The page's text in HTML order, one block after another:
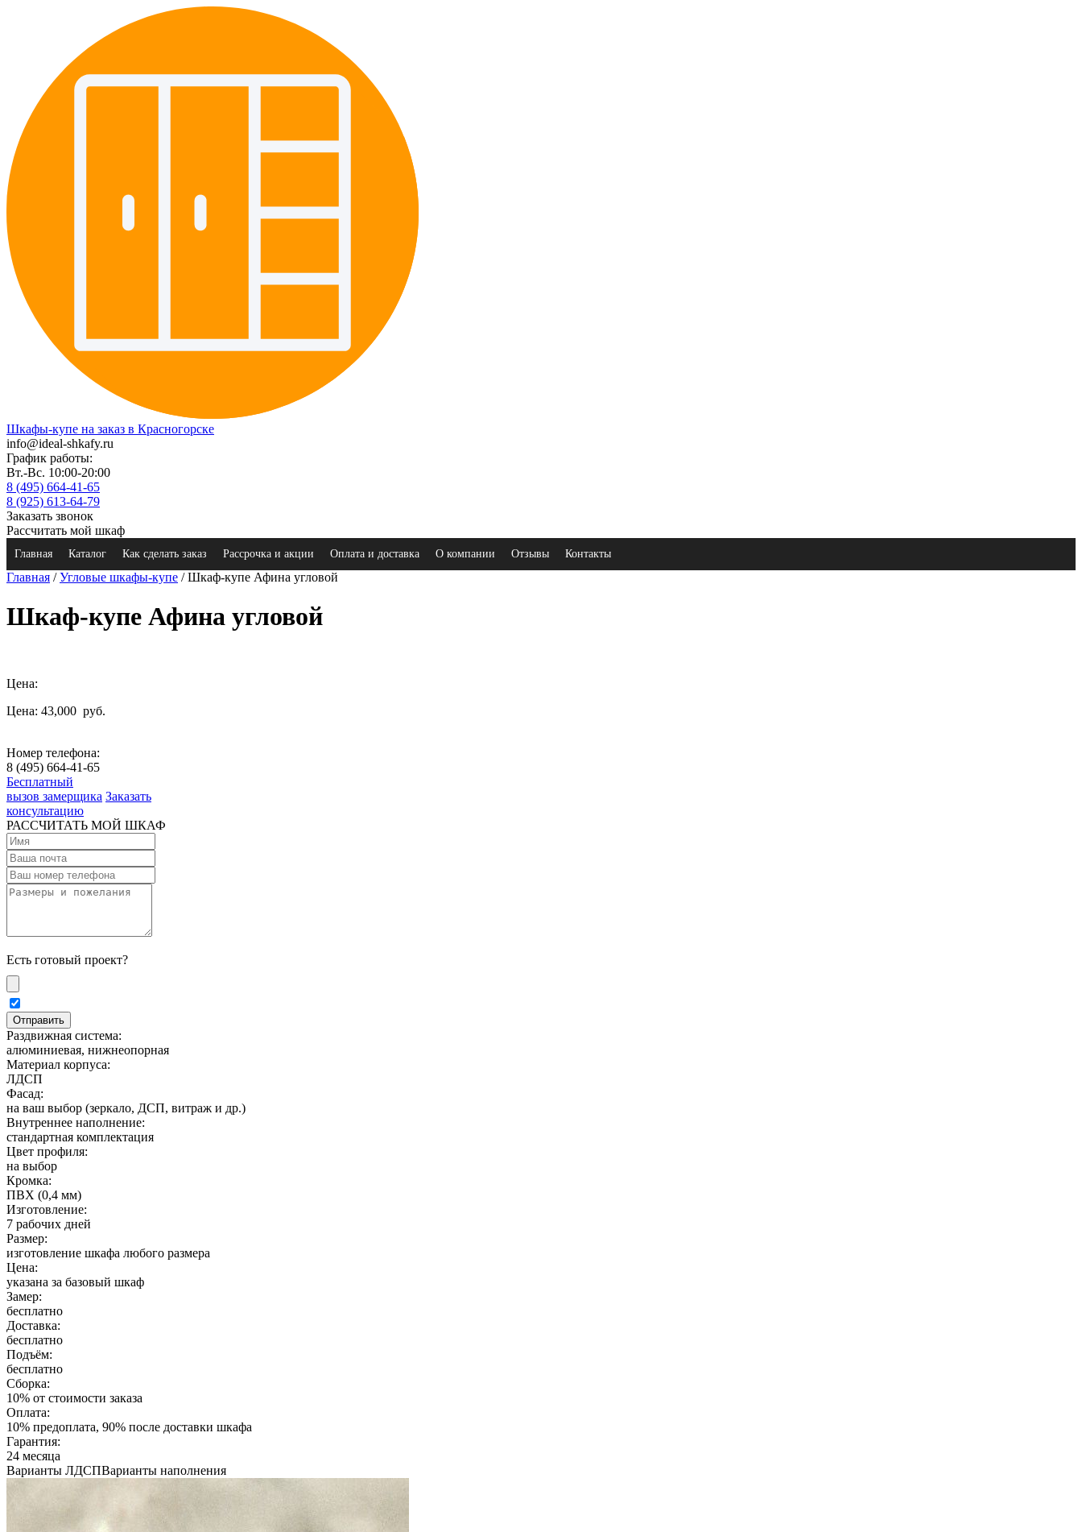
Шкафы-купе на заказ в Красногорске
info@ideal-shkafy.ru
График работы:
Вт.-Вс. 10:00-20:00
8 (495) 664-41-65
8 (925) 613-64-79
Заказать звонок
Рассчитать мой шкаф
Главная Каталог Как сделать заказ Рассрочка и акции Оплата и доставка О компании Отзывы Контакты
Главная /Угловые шкафы-купе / Шкаф-купе Афина угловой
Шкаф-купе Афина угловой
Цена:
Цена: 43,000 руб.
Номер телефона:
8 (495) 664-41-65
Бесплатный
вызов замерщика Заказать
консультацию
РАССЧИТАТЬ МОЙ ШКАФ
Есть готовый проект?
Раздвижная система:
алюминиевая, нижнеопорная
Материал корпуса:
ЛДСП
Фасад:
на ваш выбор (зеркало, ДСП, витраж и др.)
Внутреннее наполнение:
стандартная комплектация
Цвет профиля:
на выбор
Кромка:
ПВХ (0,4 мм)
Изготовление:
7 рабочих дней
Размер:
изготовление шкафа любого размера
Цена:
указана за базовый шкаф
Замер:
бесплатно
Доставка:
бесплатно
Подъём:
бесплатно
Сборка:
10% от стоимости заказа
Оплата:
10% предоплата, 90% после доставки шкафа
Гарантия:
24 месяца
Варианты ЛДСПВарианты наполнения